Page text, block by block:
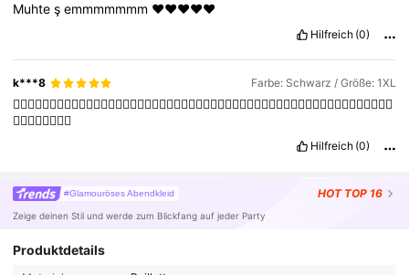
Muhte şemmmmmmm ❤️❤️❤️❤️❤️
Hilfreich (0)
k***8 Farbe: Schwarz / Größe: 1XL
👍🏻👍🏻👍🏻👍🏻👍🏻👍🏻👍🏻👍🏻👍🏻👍🏻👍🏻👍🏻👍🏻👍🏻👍🏻👍🏻👍🏻👍🏻👍🏻👍🏻👍🏻👍🏻👍🏻👍🏻👍🏻👍🏻
👍🏻👍🏻👍🏻👍🏻
Hilfreich (0)
#Glamouröses Abendkleid HOT TOP 16
Zeige deinen Stil und werde zum Blickfang auf jeder Party
Produktdetails